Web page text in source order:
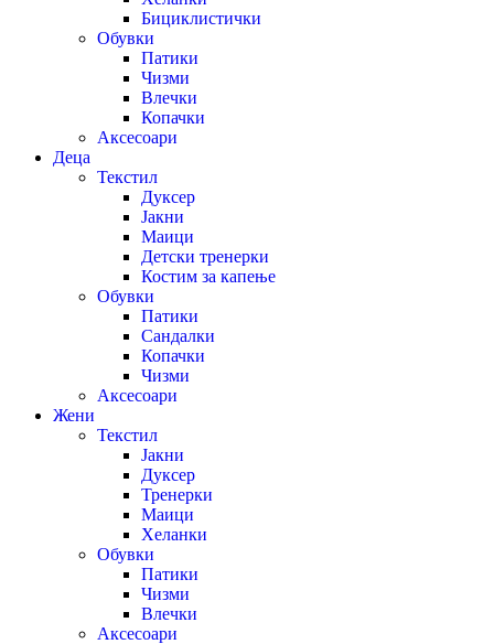
Бициклистички
Обувки
Патики
Чизми
Влечки
Копачки
Аксесоари
Деца
Текстил
Дуксер
Јакни
Маици
Детски тренерки
Костим за капење
Обувки
Патики
Сандалки
Копачки
Чизми
Аксесоари
Жени
Текстил
Јакни
Дуксер
Тренерки
Маици
Хеланки
Обувки
Патики
Чизми
Влечки
Аксесоари